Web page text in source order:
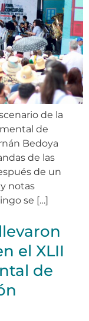
de la
de
Bedoya
de las
de un
notas
se […]
el XLII
de